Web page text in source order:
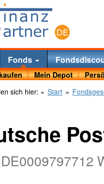
Fonds
Mein Depot
sich hier: » Start »